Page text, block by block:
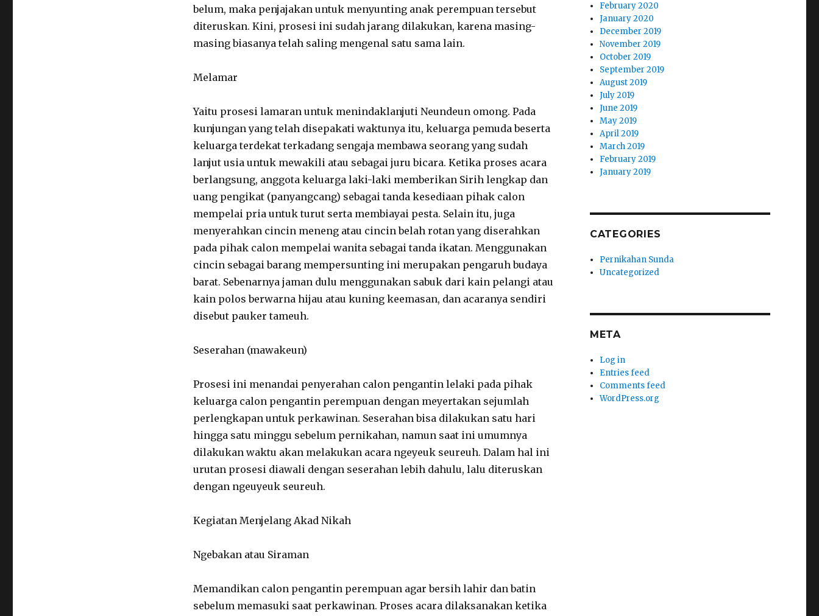
belum, maka penjajakan untuk menyunting anak perempuan tersebut
diteruskan. Kini, prosesi ini sudah jarang dilakukan, karena masing-
masing biasanya telah saling mengenal satu sama lain.
Melamar
Yaitu prosesi lamaran untuk menindaklanjuti Neundeun omong. Pada
kunjungan yang telah disepakati waktunya itu, keluarga pemuda beserta
keluarga terdekat terkadang sengaja membawa seorang yang sudah
lanjut usia untuk mewakili atau sebagai juru bicara. Ketika proses acara
berlangsung, anggota keluarga laki-laki memberikan Sirih lengkap dan
uang pengikat (panyangcang) sebagai tanda kesediaan pihak calon
mempelai pria untuk turut serta membiayai pesta. Selain itu, juga
menyerahkan cincin meneng atau cincin belah rotan yang diserahkan
pada pihak calon mempelai wanita sebagai tanda ikatan. Menggunakan
cincin sebagai barang mempersunting ini merupakan pengaruh budaya
barat. Sebenarnya jaman dulu menggunakan sabuk dari kain pelangi atau
kain polos berwarna hijau atau kuning keemasan, dan acaranya sendiri
disebut pauker tameuh.
Seserahan (mawakeun)
Prosesi ini menandai penyerahan calon pengantin lelaki pada pihak
keluarga calon pengantin perempuan dengan meyertakan sejumlah
perlengkapan untuk perkawinan. Seserahan bisa dilakukan satu hari
hingga satu minggu sebelum pernikahan, namun saat ini umumnya
dilakukan waktu akan melakukan acara ngeyeuk seureuh. Dalam hal ini
urutan prosesi diawali dengan seserahan lebih dahulu, lalu diteruskan
dengan ngeuyeuk seureuh.
Kegiatan Menjelang Akad Nikah
Ngebakan atau Siraman
Memandikan calon pengantin perempuan agar bersih lahir dan batin
sebelum memasuki saat perkawinan. Proses acara dilaksanakan ketika
February 2020
January 2020
December 2019
November 2019
October 2019
September 2019
August 2019
July 2019
June 2019
May 2019
April 2019
March 2019
February 2019
January 2019
CATEGORIES
Pernikahan Sunda
Uncategorized
META
Log in
Entries feed
Comments feed
WordPress.org